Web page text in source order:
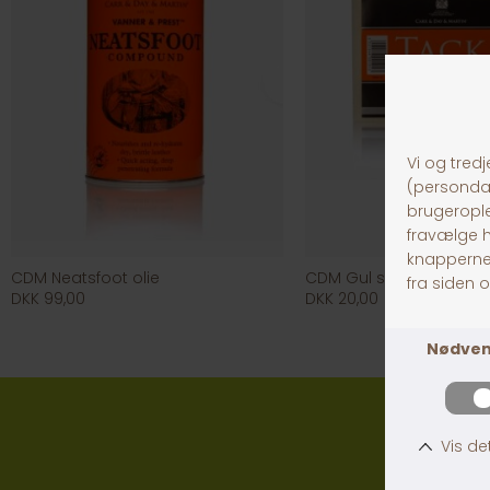
CDM Neatsfoot olie
DKK 99,00
CDM Gul svamp
DKK 20,00